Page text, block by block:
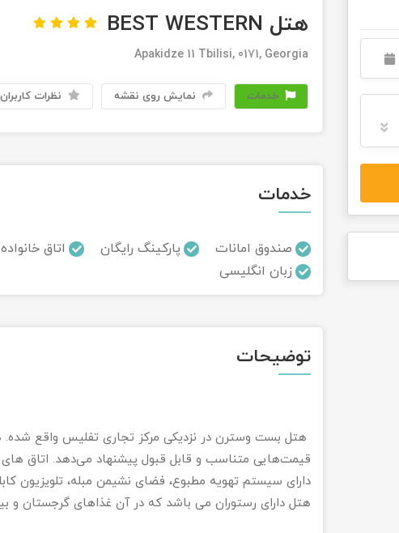
هتل BEST WESTERN
Apakidze 11 Tbilisi, 0171, Georgia
خدمات نمایش روی نقشه نظرات کاربران
خدمات
صندوق امانات پارکینگ رایگان
اتاق خانواده
زبان انگلیسی
توضیحات
هتل بست وسترن در نزدیکی مرکز تجاری تفلیس واقع شده.
قیمت‌هایی متناسب و قابل قبول پیشنهاد می‌دهد. اتاق
دارای سیستم تهویه مطبوع، فضای نشیمن مبله، تلویزیون
هتل دارای رستوران می باشد که در آن غذاهای گرجستان و